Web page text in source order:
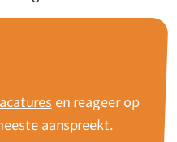
en reageer op
aanspreekt.